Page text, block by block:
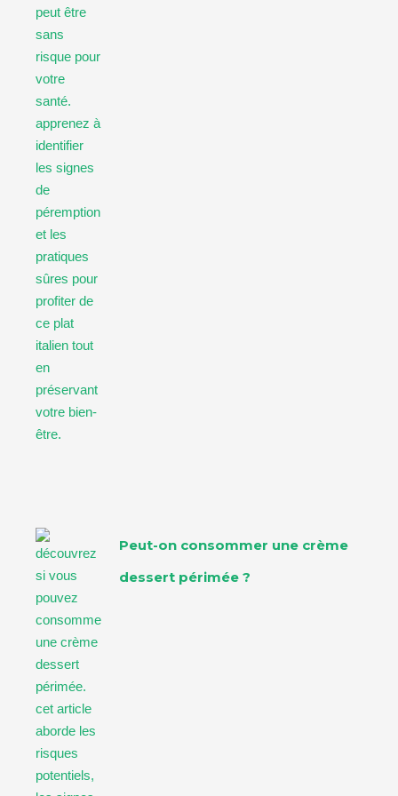
Peut-on consommer une crème
dessert périmée ?